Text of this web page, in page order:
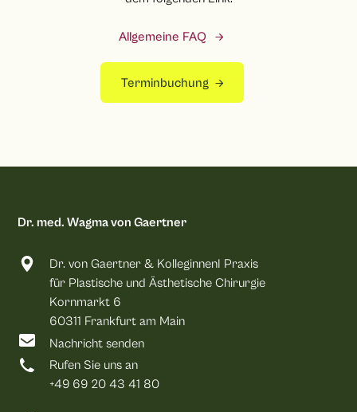
Allgemeine FAQ
Terminbuchung
Dr. med. Wagma von Gaertner
Dr. von Gaertner & KolleginnenI Praxis
für Plastische und Ästhetische Chirurgie
Kornmarkt 6
60311 Frankfurt am Main
Nachricht senden
Rufen Sie uns an
+49 69 20 43 41 80